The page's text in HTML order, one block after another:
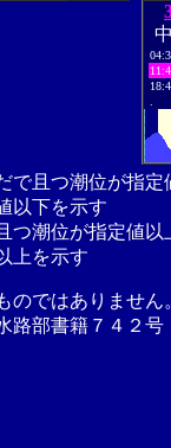
で且つ潮位が指
以下を示す
つ潮位が指定値以
上を示す
のではありませ
路部書籍７４２